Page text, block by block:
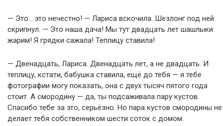
— Это… это нечестно! — Лариса вскочила. Шезлонг под ней
скрипнул. — Это наша дача! Мы тут двадцать лет шашлыки
жарим! Я грядки сажала! Теплицу ставила!
— Двенадцать, Лариса. Двенадцать лет, а не двадцать. И
теплицу, кстати, бабушка ставила, ещё до тебя — я тебе
фотографии могу показать, она с двух тысяч пятого года
стоит. А смородину — да, ты подсаживала пару кустов.
Спасибо тебе за это, серьёзно. Но пара кустов смородины не
делает тебя собственником шести соток с домом.